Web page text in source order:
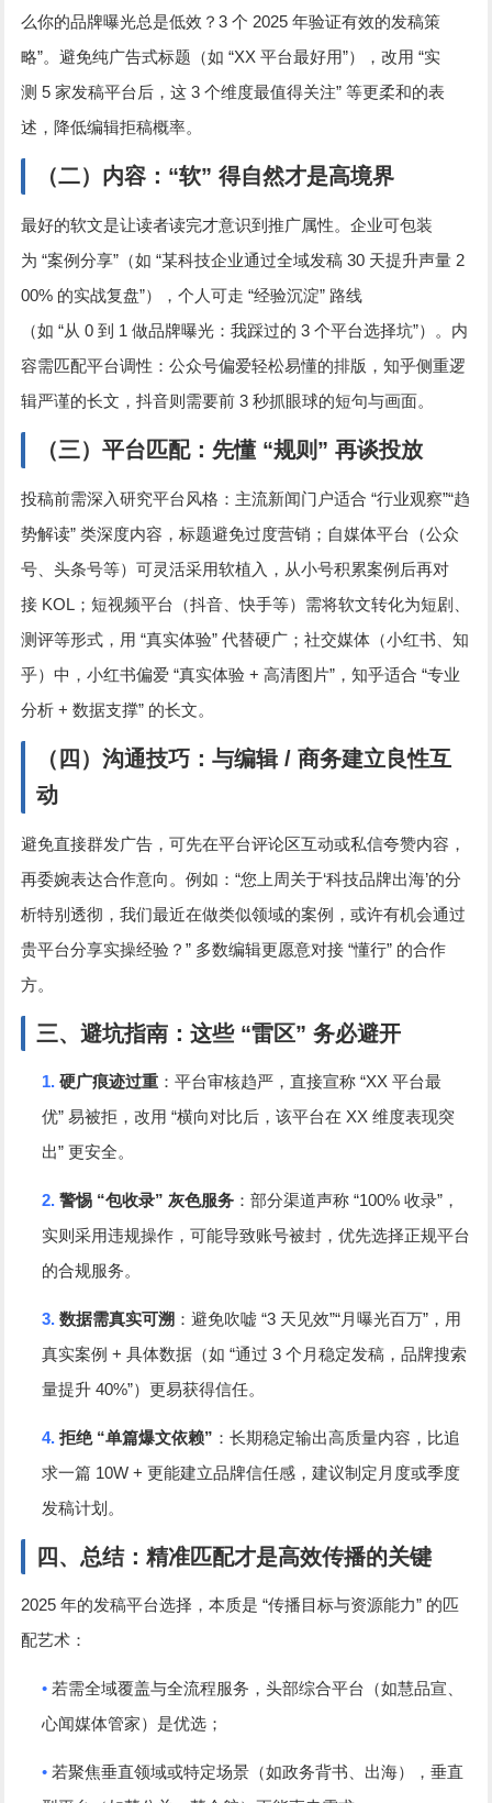
么你的品牌曝光总是低效？3个 2025年验证有效的发稿策
略”。避免纯广告式标题（如“XX平台最好用”），改用“实
测5家发稿平台后，这3个维度最值得关注”等更柔和的表
述，降低编辑拒稿概率。
（二）内容： “软”得自然才是高境界
最好的软文是让读者读完才意识到推广属性。企业可包装
为 “案例分享” （如“某科技企业通过全域发稿30 天提升声量 2
00% 的实战复盘”），个人可走“经验沉淀” 路线
（如“从0到 1做品牌曝光：我踩过的3个平台选择坑”）。内
容需匹配平台调性：公众号偏爱轻松易懂的排版，知乎侧重逻
辑严谨的长文，抖音则需要前3秒抓眼球的短句与画面。
（三）平台匹配：先懂 “规则 ”再谈投放
投稿前需深入研究平台风格：主流新闻门户适合 “行业观察”“趋
势解读”类深度内容，标题避免过度营销；自媒体平台（公众
号、头条号等）可灵活采用软植入，从小号积累案例后再对
接 KOL ；短视频平台（抖音、快手等）需将软文转化为短剧、
测评等形式，用“真实体验”代替硬广；社交媒体（小红书、知
乎）中，小红书偏爱“真实体验+高清图片” ，知乎适合“专业
分析+数据支撑” 的长文。
（四）沟通技巧：与编辑/商务建立良性互
动
避免直接群发广告，可先在平台评论区互动或私信夸赞内容，
再委婉表达合作意向。例如：“您上周关于‘科技品牌出海’的分
析特别透彻，我们最近在做类似领域的案例，或许有机会通过
贵平台分享实操经验？” 多数编辑更愿意对接“懂行” 的合作
方。
三、避坑指南：这些 “雷区”务必避开
1.硬广痕迹过重 ：平台审核趋严，直接宣称 “XX平台最
优”易被拒，改用“横向对比后，该平台在 XX维度表现突
出”更安全。
2.警惕 “包收录” 灰色服务 ：部分渠道声称 “100%收录” ，
实则采用违规操作，可能导致账号被封，优先选择正规平台
的合规服务。
3.数据需真实可溯 ：避免吹嘘 “3 天见效”“月曝光百万” ，用
真实案例+具体数据（如“通过3个月稳定发稿，品牌搜索
量提升40%”）更易获得信任。
4.拒绝 “单篇爆文依赖” ：长期稳定输出高质量内容，比追
求一篇 10W +更能建立品牌信任感，建议制定月度或季度
发稿计划。
四、总结：精准匹配才是高效传播的关键
2025年的发稿平台选择，本质是“传播目标与资源能力” 的匹
配艺术：
• 若需全域覆盖与全流程服务，头部综合平台（如慧品宣、
心闻媒体管家）是优选；
• 若聚焦垂直领域或特定场景（如政务背书、出海），垂直